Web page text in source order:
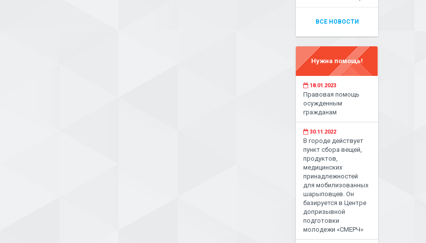
ВСЕ НОВОСТИ
Нужна помощь!
18.01.2023
Правовая помощь
осужденным
гражданам
30.11.2022
В городе действует
пункт сбора вещей,
продуктов,
медицинских
принадлежностей
для мобилизованных
шарыповцев. Он
базируется в Центре
допризывной
подготовки
молодежи «СМЕРЧ»